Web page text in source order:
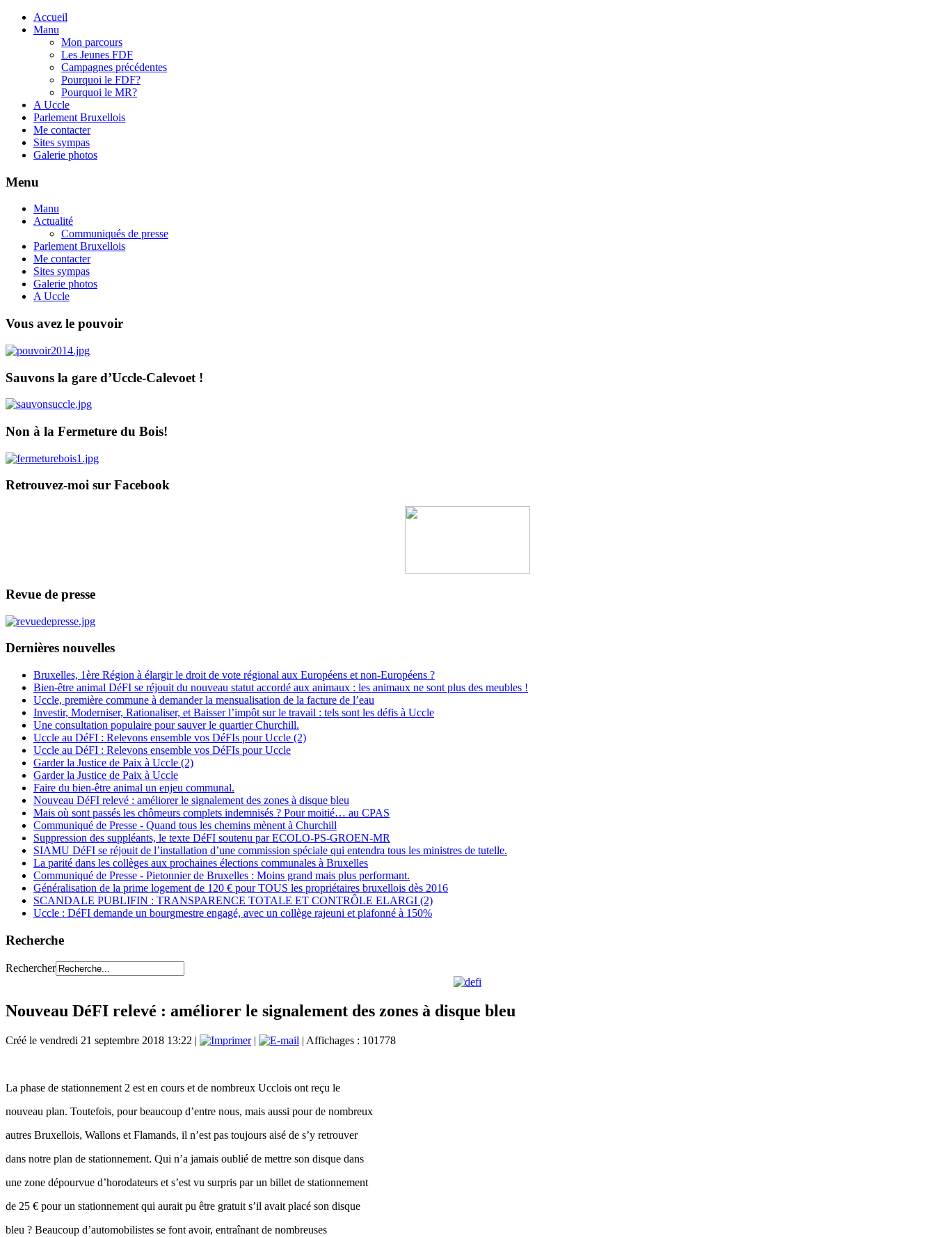
Accueil
Manu
Mon parcours
Les Jeunes FDF
Campagnes précédentes
Pourquoi le FDF?
Pourquoi le MR?
A Uccle
Parlement Bruxellois
Me contacter
Sites sympas
Galerie photos
Menu
Manu
Actualité
Communiqués de presse
Parlement Bruxellois
Me contacter
Sites sympas
Galerie photos
A Uccle
Vous avez le pouvoir
Sauvons la gare d’Uccle-Calevoet !
Non à la Fermeture du Bois!
Retrouvez-moi sur Facebook
Revue de presse
Dernières nouvelles
Bruxelles, 1ère Région à élargir le droit de vote régional aux Européens et non-Européens ?
Bien-être animal DéFI se réjouit du nouveau statut accordé aux animaux : les animaux ne sont plus des meubles !
Uccle, première commune à demander la mensualisation de la facture de l’eau
Investir, Moderniser, Rationaliser, et Baisser l’impôt sur le travail : tels sont les défis à Uccle
Une consultation populaire pour sauver le quartier Churchill.
Uccle au DéFI : Relevons ensemble vos DéFIs pour Uccle (2)
Uccle au DéFI : Relevons ensemble vos DéFIs pour Uccle
Garder la Justice de Paix à Uccle (2)
Garder la Justice de Paix à Uccle
Faire du bien-être animal un enjeu communal.
Nouveau DéFI relevé : améliorer le signalement des zones à disque bleu
Mais où sont passés les chômeurs complets indemnisés ? Pour moitié… au CPAS
Communiqué de Presse - Quand tous les chemins mènent à Churchill
Suppression des suppléants, le texte DéFI soutenu par ECOLO-PS-GROEN-MR
SIAMU DéFI se réjouit de l’installation d’une commission spéciale qui entendra tous les ministres de tutelle.
La parité dans les collèges aux prochaines élections communales à Bruxelles
Communiqué de Presse - Pietonnier de Bruxelles : Moins grand mais plus performant.
Généralisation de la prime logement de 120 € pour TOUS les propriétaires bruxellois dès 2016
SCANDALE PUBLIFIN : TRANSPARENCE TOTALE ET CONTRÔLE ELARGI (2)
Uccle : DéFI demande un bourgmestre engagé, avec un collège rajeuni et plafonné à 150%
Recherche
Rechercher
Nouveau DéFI relevé : améliorer le signalement des zones à disque bleu
Créé le vendredi 21 septembre 2018 13:22 | | | Affichages : 101778
La phase de stationnement 2 est en cours et de nombreux Ucclois ont reçu le
nouveau plan. Toutefois, pour beaucoup d’entre nous, mais aussi pour de nombreux
autres Bruxellois, Wallons et Flamands, il n’est pas toujours aisé de s’y retrouver
dans notre plan de stationnement. Qui n’a jamais oublié de mettre son disque dans
une zone dépourvue d’horodateurs et s’est vu surpris par un billet de stationnement
de 25 € pour un stationnement qui aurait pu être gratuit s’il avait placé son disque
bleu ? Beaucoup d’automobilistes se font avoir, entraînant de nombreuses